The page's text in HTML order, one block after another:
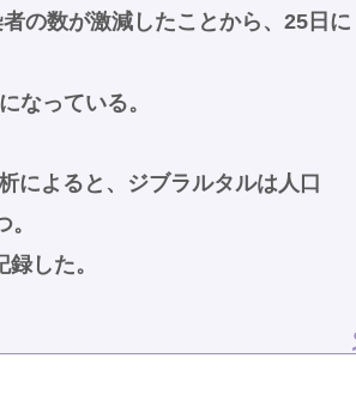
の数が激減したことから、25日に
なっている。
によると、ジブラルタルは人口
した。